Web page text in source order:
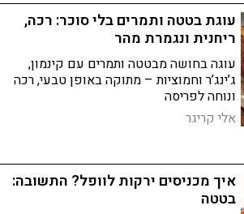
עוגת בטטה ותמרים בלי סוכר: רכה,
ריחנית ונגמרת מהר
עוגה בחושה מבטטה ותמרים עם קינמון,
ג’ינג’ר וחמוציות – מתוקה באופן טבעי, רכה
ונוחה לפריסה
אלי קריגר
איך מכניסים ירקות לוופל? התשובה:
בטטה